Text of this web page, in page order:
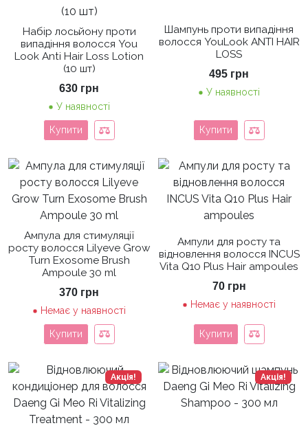
Набір лосьйону проти
випадіння волосся You
Look Anti Hair Loss Lotion
(10 шт)
630 грн
У наявності
Купити
Шампунь проти випадіння
волосся YouLook ANTI HAIR
LOSS
495 грн
У наявності
Купити
Ампула для стимуляції
росту волосся Lilyeve Grow
Turn Exosome Brush
Ampoule 30 ml
370 грн
Немає у наявності
Купити
Ампули для росту та
відновлення волосся INCUS
Vita Q10 Plus Hair ampoules
70 грн
Немає у наявності
Купити
Акція! Акція!